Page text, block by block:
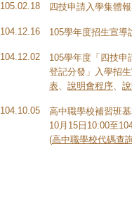
105.02.18 四技申請入學集體
104.12.16 105學年度招生宣導
104.12.02
105學年度「四技
登記分發」入學招
表、 說明會程序、
104.10.05
高中職學校補習班
10月15日10:00至
(高中職學校代碼查